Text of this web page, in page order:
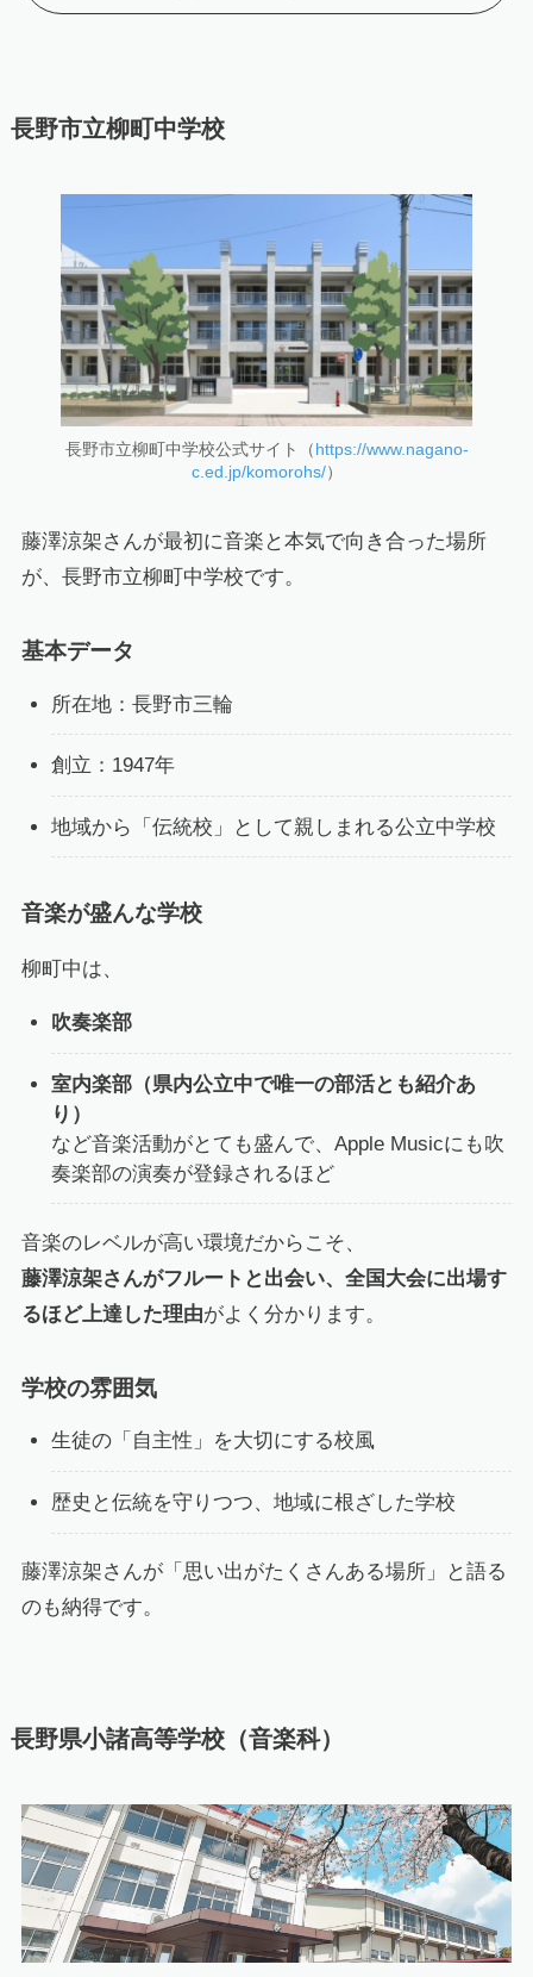
長野市立柳町中学校
長野市立柳町中学校公式サイト（ https://www.nagano-
c.ed.jp/komorohs/）
藤澤涼架さんが最初に音楽と本気で向き合った場所
が、長野市立柳町中学校です。
基本データ
所在地：長野市三輪
創立：1947年
地域から「伝統校」として親しまれる公立中学校
音楽が盛んな学校
柳町中は、
吹奏楽部
室内楽部（県内公立中で唯一の部活とも紹介あ
り）
など音楽活動がとても盛んで、Apple Musicにも吹
奏楽部の演奏が登録されるほど
音楽のレベルが高い環境だからこそ、
藤澤涼架さんがフルートと出会い、全国大会に出場す
るほど上達した理由がよく分かります。
学校の雰囲気
生徒の「自主性」を大切にする校風
歴史と伝統を守りつつ、地域に根ざした学校
藤澤涼架さんが「思い出がたくさんある場所」と語る
のも納得です。
長野県小諸高等学校（音楽科）